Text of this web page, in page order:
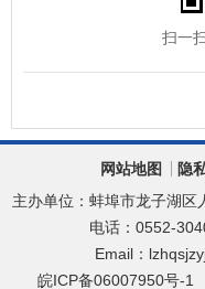
扫一
网站地图 隐
主办单位：蚌埠市龙子湖区
电话：0552-
Email：
皖ICP备06007950号-1